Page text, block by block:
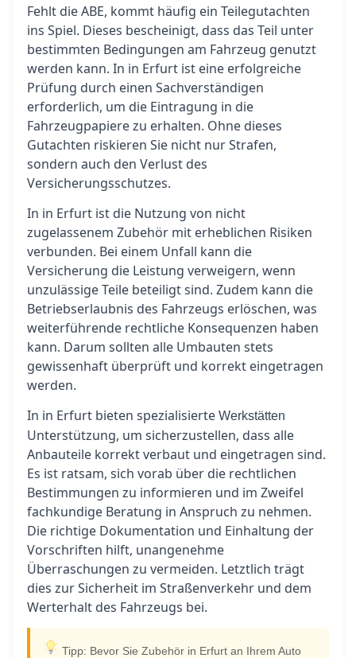
Fehlt die ABE, kommt häufig ein Teilegutachten
ins Spiel. Dieses bescheinigt, dass das Teil unter
bestimmten Bedingungen am Fahrzeug genutzt
werden kann. In in Erfurt ist eine erfolgreiche
Prüfung durch einen Sachverständigen
erforderlich, um die Eintragung in die
Fahrzeugpapiere zu erhalten. Ohne dieses
Gutachten riskieren Sie nicht nur Strafen,
sondern auch den Verlust des
Versicherungsschutzes.
In in Erfurt ist die Nutzung von nicht
zugelassenem Zubehör mit erheblichen Risiken
verbunden. Bei einem Unfall kann die
Versicherung die Leistung verweigern, wenn
unzulässige Teile beteiligt sind. Zudem kann die
Betriebserlaubnis des Fahrzeugs erlöschen, was
weiterführende rechtliche Konsequenzen haben
kann. Darum sollten alle Umbauten stets
gewissenhaft überprüft und korrekt eingetragen
werden.
In in Erfurt bieten spezialisierte Werkstätten
Unterstützung, um sicherzustellen, dass alle
Anbauteile korrekt verbaut und eingetragen sind.
Es ist ratsam, sich vorab über die rechtlichen
Bestimmungen zu informieren und im Zweifel
fachkundige Beratung in Anspruch zu nehmen.
Die richtige Dokumentation und Einhaltung der
Vorschriften hilft, unangenehme
Überraschungen zu vermeiden. Letztlich trägt
dies zur Sicherheit im Straßenverkehr und dem
Werterhalt des Fahrzeugs bei.
Tipp: Bevor Sie Zubehör in Erfurt an Ihrem Auto